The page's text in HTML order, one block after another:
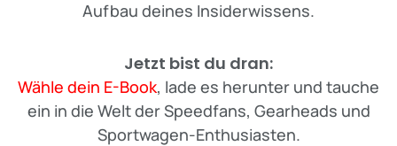
Aufbau deines Insiderwissens.
Jetzt bist du dran:
Wähle dein E-Book, lade es herunter und tauche
ein in die Welt der Speedfans, Gearheads und
Sportwagen-Enthusiasten.